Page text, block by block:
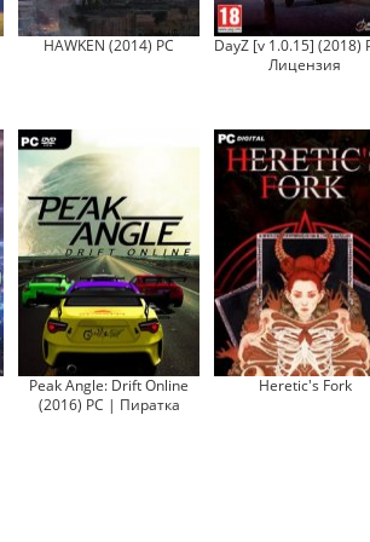
HAWKEN (2014) PC
DayZ [v 1.0.15] (2018)
Лицензия
Peak Angle: Drift Online
(2016) PC | Пиратка
Heretic's Fork